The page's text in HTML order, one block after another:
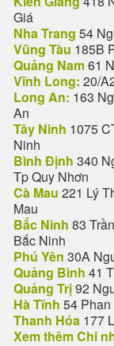
Giá
Nha Trang 54
Vũng Tàu 185B
Quảng Nam61
Vĩnh Long: 20/
Long An: 163
An
Tây Ninh 1075
Ninh
Bình Định 340
Tp Quy Nhơn
Cà Mau 221 Lý
Mau
Bắc Ninh 83
Bắc Ninh
Phú Yên 30A
Quảng Bình 41
Quảng Trị92
Hà Tĩnh 54
Thanh Hóa 177
Xem thêm Chi